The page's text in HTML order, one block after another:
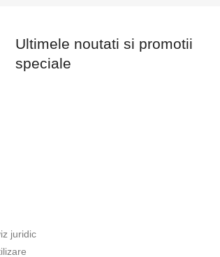
Ultimele noutati si promotii
speciale
juridic